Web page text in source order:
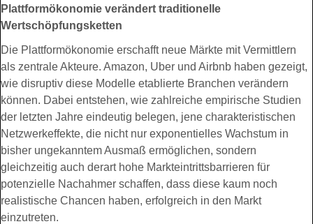
Plattformökonomie verändert traditionelle
Wertschöpfungsketten
Die Plattformökonomie erschafft neue Märkte mit Vermittlern
als zentrale Akteure. Amazon, Uber und Airbnb haben gezeigt,
wie disruptiv diese Modelle etablierte Branchen verändern
können. Dabei entstehen, wie zahlreiche empirische Studien
der letzten Jahre eindeutig belegen, jene charakteristischen
Netzwerkeffekte, die nicht nur exponentielles Wachstum in
bisher ungekanntem Ausmaß ermöglichen, sondern
gleichzeitig auch derart hohe Markteintrittsbarrieren für
potenzielle Nachahmer schaffen, dass diese kaum noch
realistische Chancen haben, erfolgreich in den Markt
einzutreten.